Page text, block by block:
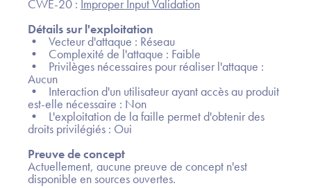
CWE-20 : Improper Input Validation
Détails sur l'exploitation
• Vecteur d'attaque : Réseau
• Complexité de l'attaque : Faible
• Privilèges nécessaires pour réaliser l'attaque :
Aucun
• Interaction d'un utilisateur ayant accès au produit
est-elle nécessaire : Non
• L'exploitation de la faille permet d'obtenir des
droits privilégiés : Oui
Preuve de concept
Actuellement, aucune preuve de concept n'est
disponible en sources ouvertes.